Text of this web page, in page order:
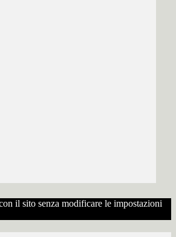
il sito senza modificare le impostazioni